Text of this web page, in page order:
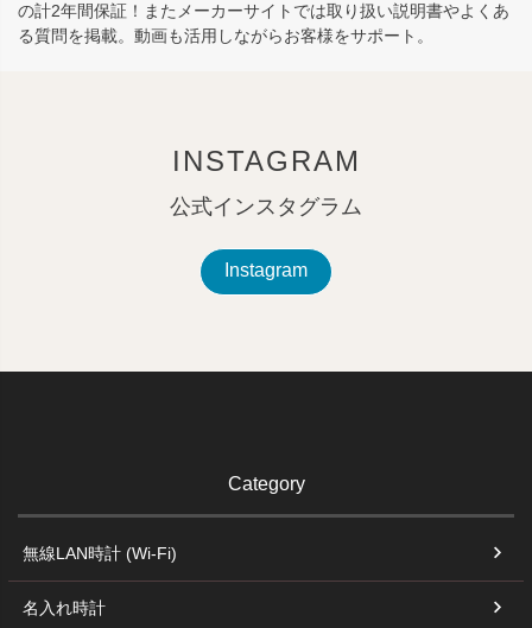
の計2年間保証！またメーカーサイトでは取り扱い説明書やよくあ
る質問を掲載。動画も活用しながらお客様をサポート。
INSTAGRAM
公式インスタグラム
Instagram
Category
無線LAN時計 (Wi-Fi)
名入れ時計